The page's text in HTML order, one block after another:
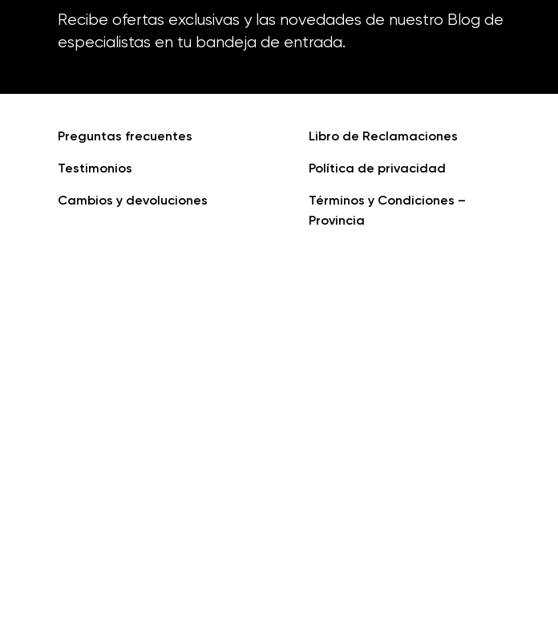
Recibe ofertas exclusivas y las novedades de nuestro Blog de
especialistas en tu bandeja de entrada.
Preguntas frecuentes
Testimonios
Cambios y devoluciones
Libro de Reclamaciones
Política de privacidad
Términos y Condiciones –
Provincia